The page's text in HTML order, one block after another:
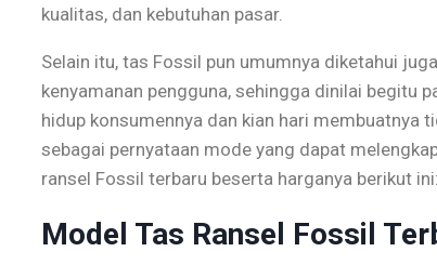
kualitas, dan kebutuhan pasar.
Selain itu, tas Fossil pun umumnya diketahui
kenyamanan pengguna, sehingga dinilai begitu
hidup konsumennya dan kian hari membuatnya
sebagai pernyataan mode yang dapat
ransel Fossil terbaru beserta harganya berikut ini:
Model Tas Ransel Fossil